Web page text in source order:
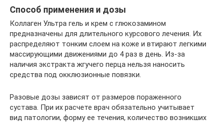
Способ применения и дозы
Коллаген Ультра гель и крем с глюкозамином
предназначены для длительного курсового лечения. Их
распределяют тонким слоем на коже и втирают легкими
массирующими движениями до 4 раз в день. Из-за
наличия экстракта жгучего перца нельзя наносить
средства под окклюзионные повязки.
Разовые дозы зависят от размеров пораженного
сустава. При их расчете врач обязательно учитывает
вид патологии, форму ее течения, количество возникших